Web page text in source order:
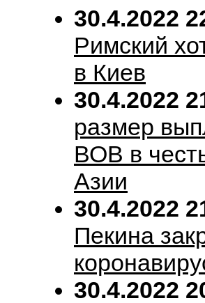
30.4.2022
Римский
в Киев
30.4.2022
размер
ВОВ в
Азии
30.4.2022
Пекина
30.4.2022